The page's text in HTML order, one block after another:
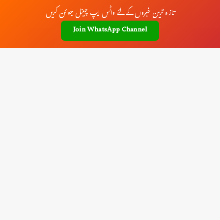
تازہ ترین خبروں کے لئے واٹس ایپ چینل جوائن کریں
Join WhatsApp Channel